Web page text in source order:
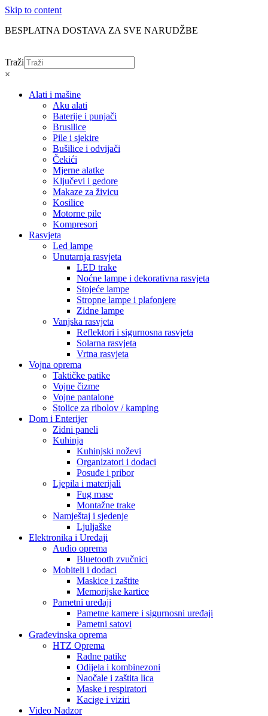
Skip to content
BESPLATNA DOSTAVA ZA SVE NARUDŽBE
Traži
×
Alati i mašine
Aku alati
Baterije i punjači
Brusilice
Pile i sjekire
Bušilice i odvijači
Čekići
Mjerne alatke
Ključevi i gedore
Makaze za živicu
Kosilice
Motorne pile
Kompresori
Rasvjeta
Led lampe
Unutarnja rasvjeta
LED trake
Noćne lampe i dekorativna rasvjeta
Stojeće lampe
Stropne lampe i plafonjere
Zidne lampe
Vanjska rasvjeta
Reflektori i sigurnosna rasvjeta
Solarna rasvjeta
Vrtna rasvjeta
Vojna oprema
Taktičke patike
Vojne čizme
Vojne pantalone
Stolice za ribolov / kamping
Dom i Enterijer
Zidni paneli
Kuhinja
Kuhinjski noževi
Organizatori i dodaci
Posuđe i pribor
Ljepila i materijali
Fug mase
Montažne trake
Namještaj i sjedenje
Ljuljaške
Elektronika i Uređaji
Audio oprema
Bluetooth zvučnici
Mobiteli i dodaci
Maskice i zaštite
Memorijske kartice
Pametni uređaji
Pametne kamere i sigurnosni uređaji
Pametni satovi
Građevinska oprema
HTZ Oprema
Radne patike
Odijela i kombinezoni
Naočale i zaštita lica
Maske i respiratori
Kacige i viziri
Video Nadzor